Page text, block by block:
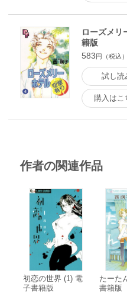
ローズメリ
籍版
583円（税込）
試し読
購入はこ
作者の関連作品
初恋の世界 (1) 電
子書籍版
たーた
書籍版